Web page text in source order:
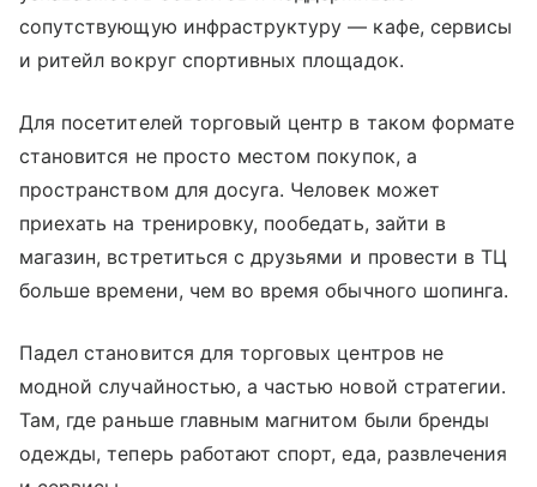
сопутствующую инфраструктуру — кафе, сервисы
и ритейл вокруг спортивных площадок.
Для посетителей торговый центр в таком формате
становится не просто местом покупок, а
пространством для досуга. Человек может
приехать на тренировку, пообедать, зайти в
магазин, встретиться с друзьями и провести в ТЦ
больше времени, чем во время обычного шопинга.
Падел становится для торговых центров не
модной случайностью, а частью новой стратегии.
Там, где раньше главным магнитом были бренды
одежды, теперь работают спорт, еда, развлечения